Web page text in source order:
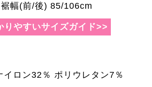
幅(前/後) 85/106cm
りやすいサイズガイド>>
イロン32％ ポリウレタン7％